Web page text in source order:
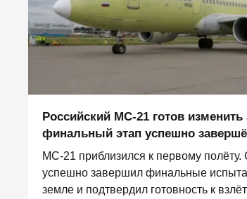
Российский МС-21 готов
финальный этап успешно
МС-21 приблизился к первому полёту.
успешно завершил финальные
земле и подтвердил готовность к